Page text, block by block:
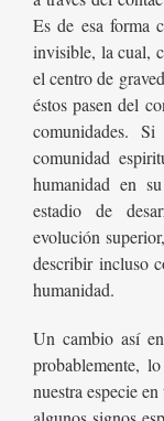
Es de esa forma
invisible, la cual,
el centro de
éstos pasen del
comunidades.
comunidad
humanidad en
estadio de
evolución
describir incluso
humanidad.
Un cambio así
probablemente,
nuestra especie